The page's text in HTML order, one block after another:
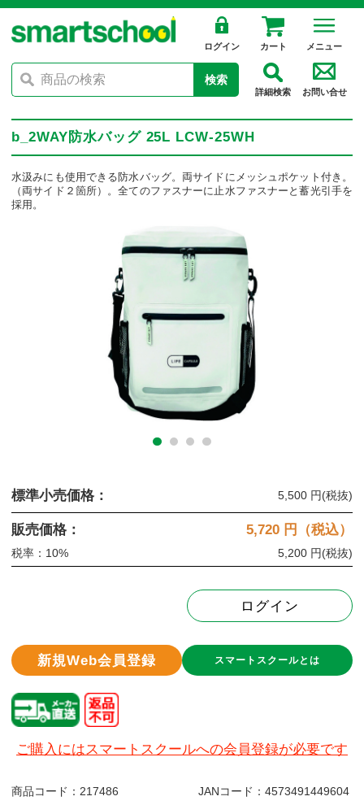
ログイン カート メニュー
検索
詳細検索 お問い合せ
b_2WAY防水バッグ 25L LCW-25WH
水汲みにも使用できる防水バッグ。両サイドにメッシュポケット付き。
（両サイド２箇所）。全てのファスナーに止水ファスナーと蓄光引手を
採用。
標準小売価格： 5,500 円(税抜)
販売価格： 5,720 円（税込）
税率：10% 5,200 円(税抜)
ログイン
新規Web会員登録 スマートスクールとは
ご購入にはスマートスクールへの会員登録が必要です
商品コード： 217486 JANコード： 4573491449604